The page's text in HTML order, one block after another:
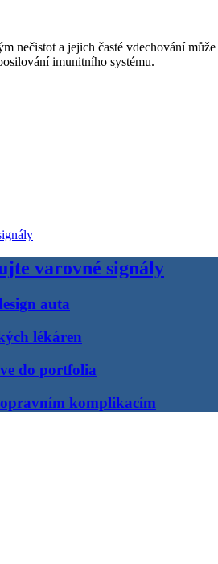
nečistot a jejich časté vdechování
imunitního systému.
varovné signály
auta
lékáren
do portfolia
komplikacím